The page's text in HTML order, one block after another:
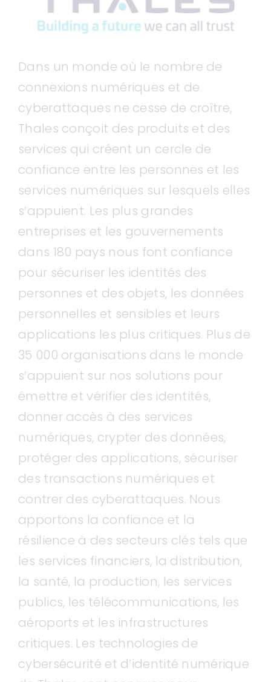
Dans un monde où le nombre de
connexions numériques et de
cyberattaques ne cesse de croître,
Thales conçoit des produits et des
services qui créent un cercle de
confiance entre les personnes et les
services numériques sur lesquels elles
s’appuient. Les plus grandes
entreprises et les gouvernements
dans 180 pays nous font confiance
pour sécuriser les identités des
personnes et des objets, les données
personnelles et sensibles et leurs
applications les plus critiques. Plus de
35 000 organisations dans le monde
s’appuient sur nos solutions pour
émettre et vérifier des identités,
donner accès à des services
numériques, crypter des données,
protéger des applications, sécuriser
des transactions numériques et
contrer des cyberattaques. Nous
apportons la confiance et la
résilience à des secteurs clés tels que
les services financiers, la distribution,
la santé, la production, les services
publics, les télécommunications, les
aéroports et les infrastructures
critiques. Les technologies de
cybersécurité et d’identité numérique